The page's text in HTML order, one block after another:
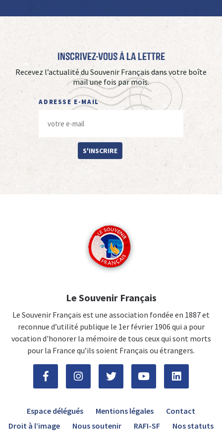
Inscrivez-vous à La Lettre
Recevez l’actualité du Souvenir Français dans votre boîte
mail une fois par mois.
ADRESSE E-MAIL
S'INSCRIRE
Le Souvenir Français
Le Souvenir Français est une association fondée en 1887 et
reconnue d’utilité publique le 1er février 1906 qui a pour
vocation d'honorer la mémoire de tous ceux qui sont morts
pour la France qu’ils soient Français ou étrangers.
Espace délégués Mentions légales
Contact
Droit à l’image
Nous soutenir RAFI-SF Nos statuts